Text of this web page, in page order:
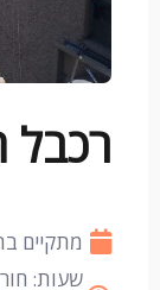
רכבל
מתקיים